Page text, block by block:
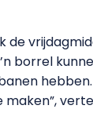
de
borrel